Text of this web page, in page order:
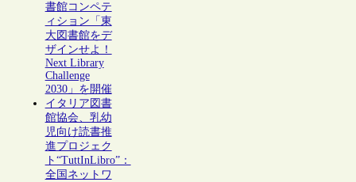
書館コンペテ
ィション「東
大図書館をデ
ザインせよ！
Next Library
Challenge
2030」を開催
イタリア図書
館協会、乳幼
児向け読書推
進プロジェク
ト“TuttInLibro”：
全国ネットワ